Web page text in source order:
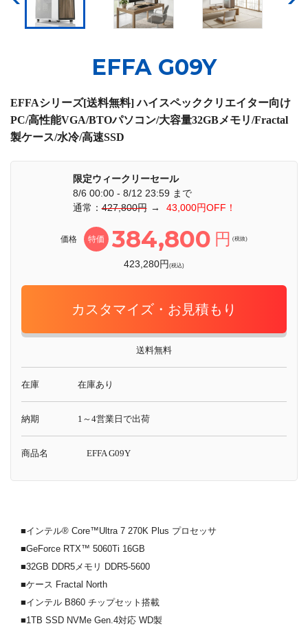
EFFA G09Y
EFFAシリーズ[送料無料] ハイスペッククリエイター向け
PC/高性能VGA/BTOパソコン/大容量32GBメモリ/Fractal
製ケース/水冷/高速SSD
限定ウィークリーセール
8/6 00:00 - 8/12 23:59 まで
通常：427,800円 → 43,000円OFF！
価格 特価 384,800 円 (税抜)
423,280円(税込)
カスタマイズ・お見積もり
送料無料
在庫 在庫あり
納期 1～4営業日で出荷
商品名 EFFA G09Y
■インテル® Core™Ultra 7 270K Plus プロセッサ
■GeForce RTX™ 5060Ti 16GB
■32GB DDR5メモリ DDR5-5600
■ケース Fractal North
■インテル B860 チップセット搭載
■1TB SSD NVMe Gen.4対応 WD製